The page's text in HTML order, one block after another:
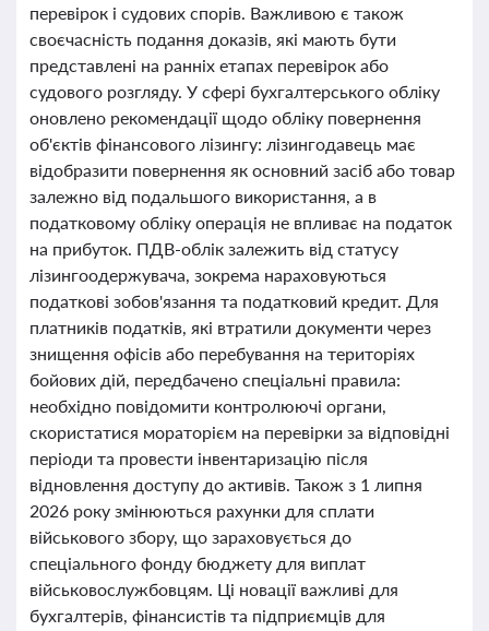
перевірок і судових спорів. Важливою є також
своєчасність подання доказів, які мають бути
представлені на ранніх етапах перевірок або
судового розгляду. У сфері бухгалтерського обліку
оновлено рекомендації щодо обліку повернення
об'єктів фінансового лізингу: лізингодавець має
відобразити повернення як основний засіб або товар
залежно від подальшого використання, а в
податковому обліку операція не впливає на податок
на прибуток. ПДВ-облік залежить від статусу
лізингоодержувача, зокрема нараховуються
податкові зобов'язання та податковий кредит. Для
платників податків, які втратили документи через
знищення офісів або перебування на територіях
бойових дій, передбачено спеціальні правила:
необхідно повідомити контролюючі органи,
скористатися мораторієм на перевірки за відповідні
періоди та провести інвентаризацію після
відновлення доступу до активів. Також з 1 липня
2026 року змінюються рахунки для сплати
військового збору, що зараховується до
спеціального фонду бюджету для виплат
військовослужбовцям. Ці новації важливі для
бухгалтерів, фінансистів та підприємців для